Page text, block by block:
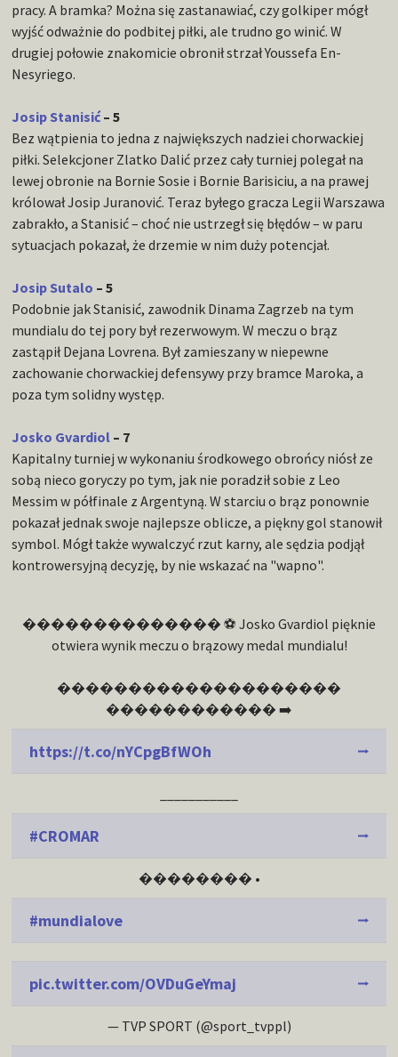
pracy. A bramka? Można się zastanawiać, czy golkiper mógł
wyjść odważnie do podbitej piłki, ale trudno go winić. W
drugiej połowie znakomicie obronił strzał Youssefa En-
Nesyriego.
Josip Stanisić– 5
Bez wątpienia to jedna z największych nadziei chorwackiej
piłki. Selekcjoner Zlatko Dalić przez cały turniej polegał na
lewej obronie na Bornie Sosie i Bornie Barisiciu, a na prawej
królował Josip Juranović. Teraz byłego gracza Legii Warszawa
zabrakło, a Stanisić – choć nie ustrzegł się błędów – w paru
sytuacjach pokazał, że drzemie w nim duży potencjał.
Josip Sutalo – 5
Podobnie jak Stanisić, zawodnik Dinama Zagrzeb na tym
mundialu do tej pory był rezerwowym. W meczu o brąz
zastąpił Dejana Lovrena. Był zamieszany w niepewne
zachowanie chorwackiej defensywy przy bramce Maroka, a
poza tym solidny występ.
Josko Gvardiol – 7
Kapitalny turniej w wykonaniu środkowego obrońcy niósł ze
sobą nieco goryczy po tym, jak nie poradził sobie z Leo
Messim w półfinale z Argentyną. W starciu o brąz ponownie
pokazał jednak swoje najlepsze oblicze, a piękny gol stanowił
symbol. Mógł także wywalczyć rzut karny, ale sędzia podjął
kontrowersyjną decyzję, by nie wskazać na "wapno".
�������������� ⚽ Josko Gvardiol pięknie
otwiera wynik meczu o brązowy medal mundialu!
��������������������
������������ ➡️
https://t.co/nYCpgBfWOh
#CROMAR
�������� •
#mundialove
pic.twitter.com/OVDuGeYmaj
— TVP SPORT (@sport_tvppl)